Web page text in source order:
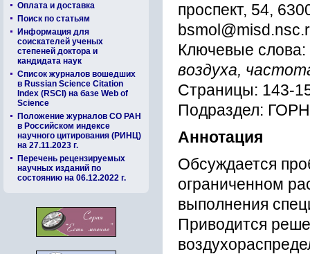
Оплата и доставка
Поиск по статьям
Информация для
соискателей ученых
степеней доктора и
кандидата наук
Список журналов вошедших
в Russian Science Citation
Index (RSCI) на базе Web of
Science
Положение журналов СО РАН
в Российском индексе
научного цитирования (РИНЦ)
на 27.11.2023 г.
Перечень рецензируемых
научных изданий по
состоянию на 06.12.2022 г.
проспект, 54,
Ключевые слова:
воздуха,
Страницы: 143-
Подраздел:
Аннотация
Обсуждается
ограниченном
выполнения
Приводится